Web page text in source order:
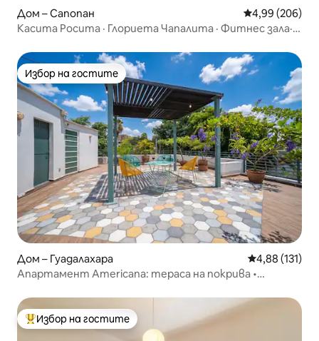
Дом – Сапопан Средна
4,99 (206)
Касита Росита · Глориета Чапалита · Фитнес зала·
Избор на гостите
Избор на гостите
Дом – Гуадалахара Средна
4,88 (131)
Апартамент Americana: тераса на покрива •
Най-популярен избор на гостите
Избор на гостите